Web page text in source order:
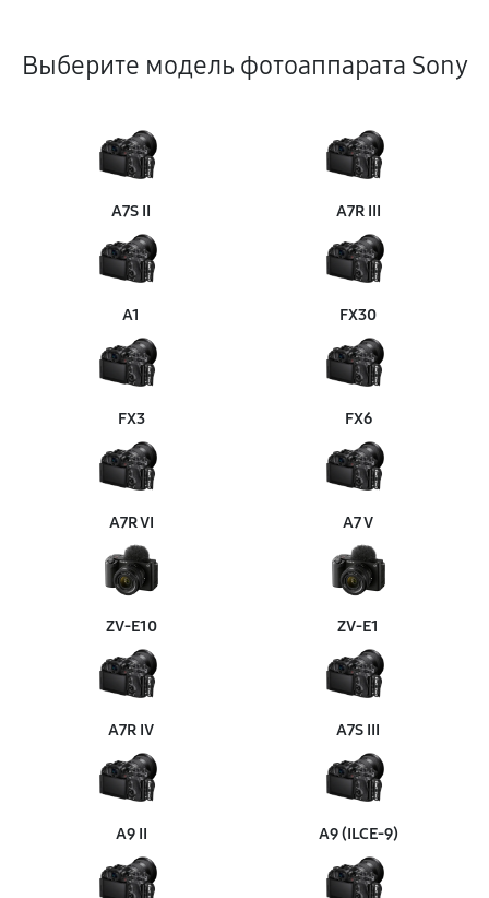
Выберите модель фотоаппарата Sony
A7S II A7R III
A1 FX30
FX3 FX6
A7R VI A7 V
ZV‑E10 ZV‑E1
A7R IV A7S III
A9 II A9 (ILCE‑9)